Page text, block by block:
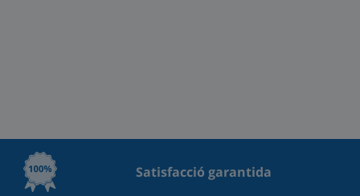
Satisfacció garantida